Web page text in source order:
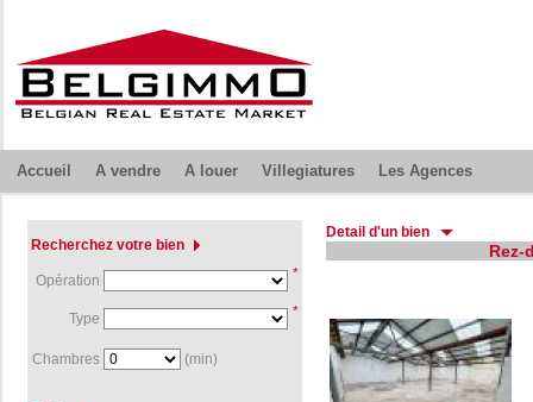
Accueil A vendre A louer Villegiatures Les Agences
Recherchez votre bien
Opération *
Type *
Chambres (min)
Detail d'un bien
Rez-